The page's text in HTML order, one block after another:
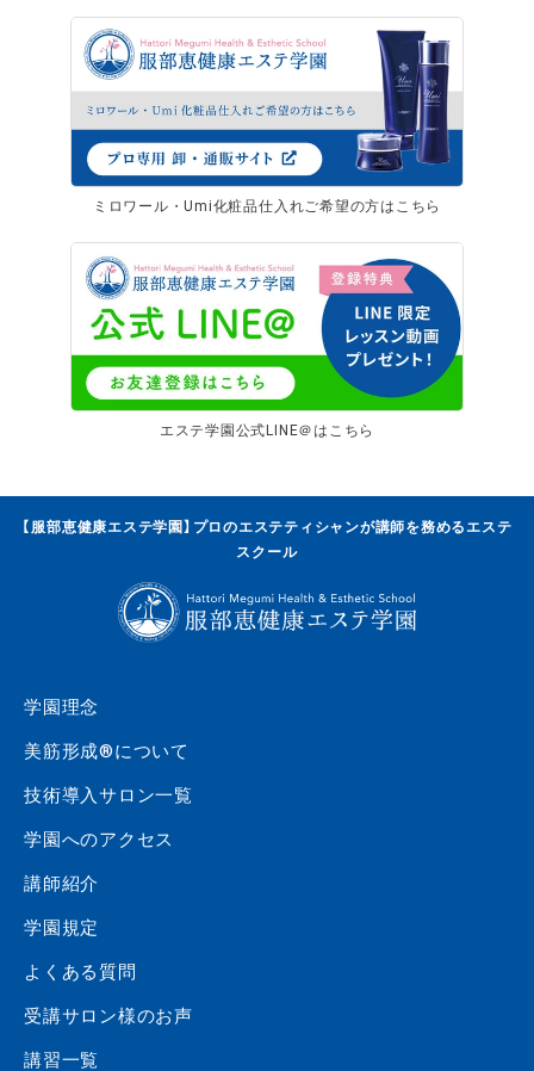
ミロワール・Umi化粧品仕入れご希望の方はこちら
エステ学園公式LINE＠はこちら
【服部恵健康エステ学園】プロのエステティシャンが講師を務めるエステ
スクール
学園理念
美筋形成®について
技術導入サロン一覧
学園へのアクセス
講師紹介
学園規定
よくある質問
受講サロン様のお声
講習一覧